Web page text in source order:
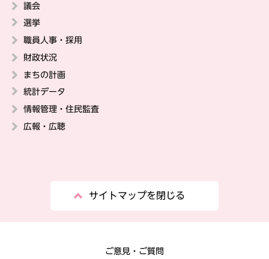
議会
選挙
職員人事・採用
財政状況
まちの計画
統計データ
情報管理・住民監査
広報・広聴
サイトマップを閉じる
ご意見・ご質問